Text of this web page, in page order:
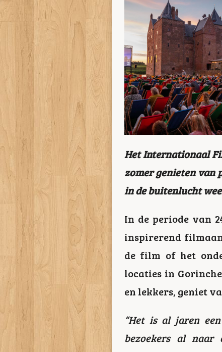
Het Internationaal
zomer genieten van
in de buitenlucht
In de periode van
inspirerend
de film of het
locaties in
en lekkers, geniet
“Het is al jaren
bezoekers al naar